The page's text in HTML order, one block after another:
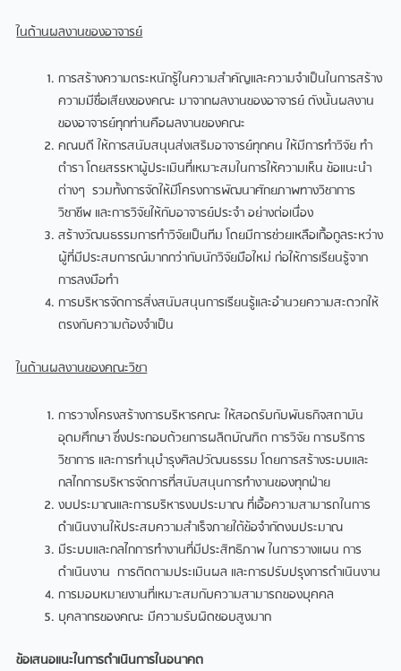
ในด้านผลงานของอาจารย์
การสร้างความตระหนักรู้ในความสำคัญและความจำเป็นในการสร้าง
ความมีชื่อเสียงของคณะ มาจากผลงานของอาจารย์ ดังนั้นผลงาน
ของอาจารย์ทุกท่านคือผลงานของคณะ
คณบดี ให้การสนับสนุนส่งเสริมอาจารย์ทุกคน ให้มีการทำวิจัย ทำ
ตำรา โดยสรรหาผู้ประเมินที่เหมาะสมในการให้ความเห็น ข้อแนะนำ
ต่างๆ รวมทั้งการจัดให้มีโครงการพัฒนาศักยภาพทางวิชาการ
วิชาชีพ และการวิจัยให้กับอาจารย์ประจำ อย่างต่อเนื่อง
สร้างวัฒนธรรมการทำวิจัยเป็นทีม โดยมีการช่วยเหลือเกื้อกูลระหว่าง
ผู้ที่มีประสบการณ์มากกว่ากับนักวิจัยมือใหม่ ก่อให้การเรียนรู้จาก
การลงมือทำ
การบริหารจัดการสิ่งสนับสนุนการเรียนรู้และอำนวยความสะดวกให้
ตรงกับความต้องจำเป็น
ในด้านผลงานของคณะวิชา
การวางโครงสร้างการบริหารคณะ ให้สอดรับกับพันธกิจสถาบัน
อุดมศึกษา ซึ่งประกอบด้วยการผลิตบัณฑิต การวิจัย การบริการ
วิชาการ และการทำนุบำรุงศิลปวัฒนธรรม โดยการสร้างระบบและ
กลไกการบริหารจัดการที่สนับสนุนการทำงานของทุกฝ่าย
งบประมาณและการบริหารงบประมาณ ที่เอื้อความสามารถในการ
ดำเนินงานให้ประสบความสำเร็จภายใต้ข้อจำกัดงบประมาณ
มีระบบและกลไกการทำงานที่มีประสิทธิภาพ ในการวางแผน การ
ดำเนินงาน การติดตามประเมินผล และการปรับปรุงการดำเนินงาน
การมอบหมายงานที่เหมาะสมกับความสามารถของบุคคล
บุคลากรของคณะ มีความรับผิดชอบสูงมาก
ข้อเสนอแนะในการดำเนินการในอนาคต